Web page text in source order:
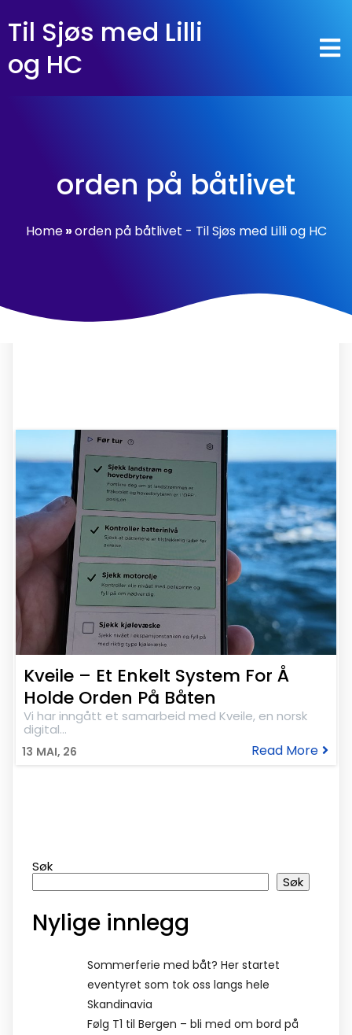
Til Sjøs med Lilli
og HC
orden på båtlivet
Home»orden på båtlivet - Til Sjøs med Lilli og HC
Kveile – Et Enkelt System For Å
Holde Orden På Båten
13 MAI, 26
Vi har inngått et samarbeid med Kveile, en norsk
digital…
Read More
Søk
Søk
Nylige innlegg
Sommerferie med båt? Her startet
eventyret som tok oss langs hele
Skandinavia
Følg T1 til Bergen – bli med om bord på